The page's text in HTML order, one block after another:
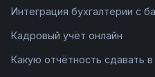
Интеграция бухгалтерии с
Кадровый учёт онлайн
Какую отчётность сдавать в